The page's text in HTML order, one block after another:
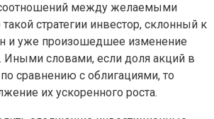
соотношений между желаемыми
стратегии инвестор, склонный к
и уже произошедшее изменение
Иными словами, если доля акций в
сравнению с облигациями, то
их ускоренного роста.